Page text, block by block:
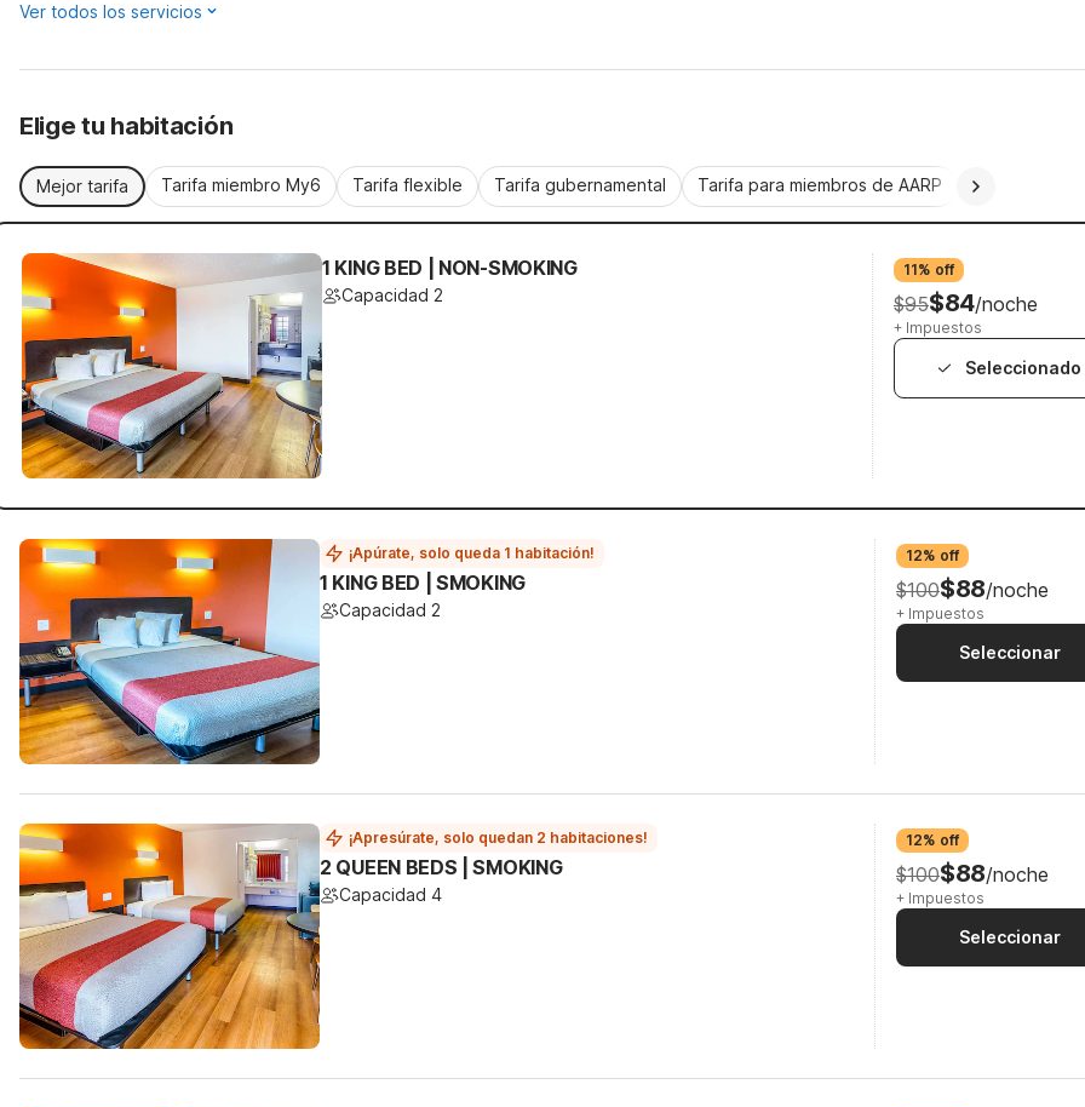
Ver todos los servicios
Elige tu habitación
Mejor tarifa Tarifa miembro My6 Tarifa flexible Tarifa gubernamental Tarifa para miembros de AARP
1 KING BED | NON-SMOKING
Capacidad 2
11% off
$95$84/noche
+ Impuestos
Seleccionado
¡Apúrate, solo queda 1 habitación!
1 KING BED | SMOKING
Capacidad 2
12% off
$100$88/noche
+ Impuestos
Seleccionar
¡Apresúrate, solo quedan 2 habitaciones!
2 QUEEN BEDS | SMOKING
Capacidad 4
12% off
$100$88/noche
+ Impuestos
Seleccionar